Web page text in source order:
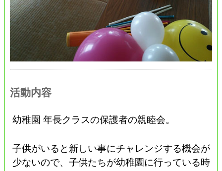
活動内容
幼稚園 年長クラスの保護者の親睦会。
子供がいると新しい事にチャレンジする機会が
少ないので、子供たちが幼稚園に行っている時